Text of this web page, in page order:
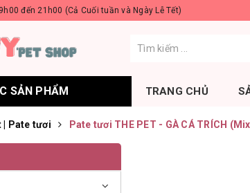
đến 21h00 (Cả Cuối tuần và Ngày Lễ Tết)
SẢN PHẨM TRANG CHỦ
| Pate tươi Pate tươi THE PET - GÀ CÁ TRÍCH